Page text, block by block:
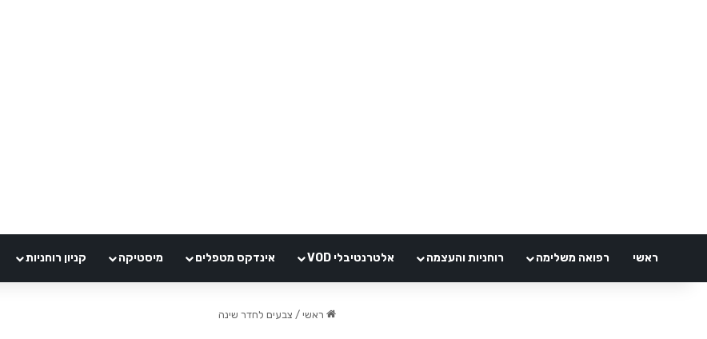
ראשי רפואה משלימה רוחניות והעצמה אלטרנטיבלי VOD אינדקס מטפלים מיסטיקה קניון רוחניות
ראשי / צבעים לחדר שינה